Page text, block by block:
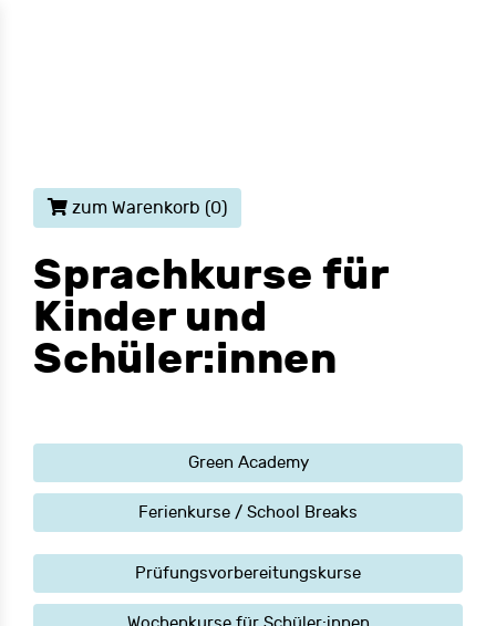
zum Warenkorb (0)
Sprachkurse für
Kinder und
Schüler:innen
Green Academy
Ferienkurse / School Breaks
Prüfungsvorbereitungskurse